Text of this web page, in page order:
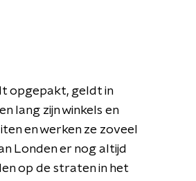
opgepakt, geldt in
lang zijn winkels en
en werken ze zoveel
Londen er nog altijd
op de straten in het